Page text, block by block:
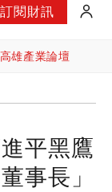
訂閱財訊
高雄產業論壇
平黑鷹
事長」